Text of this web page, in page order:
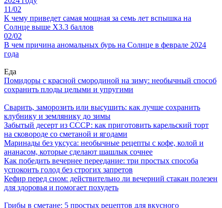
11/02
К чему приведет самая мощная за семь лет вспышка на
Солнце выше X3.3 баллов
02/02
В чем причина аномальных бурь на Солнце в феврале 2024
года
Еда
Помидоры с красной смородиной на зиму: необычный способ
сохранить плоды целыми и упругими
Сварить, заморозить или высушить: как лучше сохранить
клубнику и землянику до зимы
Забытый десерт из СССР: как приготовить карельский торт
на сковороде со сметаной и ягодами
Маринады без уксуса: необычные рецепты с кофе, колой и
ананасом, которые сделают шашлык сочнее
Как победить вечернее переедание: три простых способа
успокоить голод без строгих запретов
Кефир перед сном: действительно ли вечерний стакан полезен
для здоровья и помогает похудеть
Грибы в сметане: 5 простых рецептов для вкусного